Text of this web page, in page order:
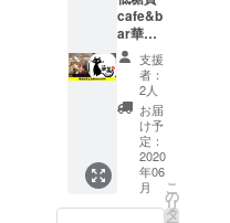
をご使
用いた
だくこ
とをお
伝えく
ださ
い。 ※
この権
利の開
始の有
効期限
は2021
白ご
飯、玄
米ご
飯、こ
んにゃ
くライ
ス、小
麦パ
ン、大
豆パン
※状況に
よって
ケーキ
もアイ
スク
リーム
もすべ
てが手
作り
で、無
添加に
こだ
わって
いま
しみく
ださ
い。 お
店で頼
むより
消費税
分お得
になり
ます！
※キッズ
プレー
トは低
ので、
ご来店
時にチ
ケット
をご使
用いた
だくこ
とをお
伝えく
ださ
い。 デ
ザート
cafe&b
ar華美
で使え
る5,000
円分の
金券で
す。 ク
ラファ
ンだけ
の特別
価格で
ご提供
支援
者：
2人
お届
け予
定：
2020
年06
月
こ
の
リ
タ